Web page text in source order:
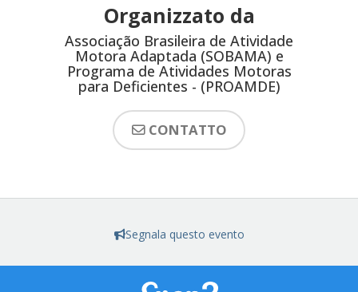
Organizzato da
Associação Brasileira de Atividade
Motora Adaptada (SOBAMA) e
Programa de Atividades Motoras
para Deficientes - (PROAMDE)
CONTATTO
Segnala questo evento